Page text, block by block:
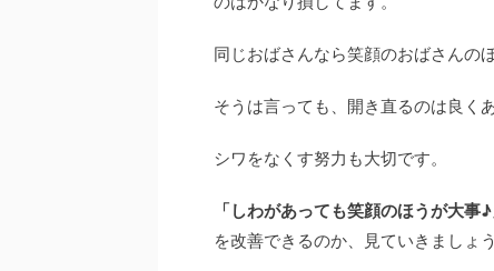
同じおばさんなら笑顔のおばさんの
そうは言っても、開き直るのは良く
シワをなくす努力も大切です。
「しわがあっても笑顔のほうが大事♪
を改善できるのか、見ていきましょう